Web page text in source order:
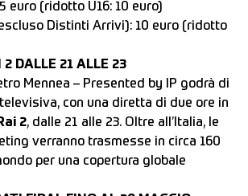
euro (ridotto U16: 10 euro)
Distinti Arrivi): 10 euro (ridotto
2 DALLE 21 ALLE 23
Mennea – Presented by IP godrà di
con una diretta di due ore in
2, dalle 21 alle 23. Oltre all’Italia, le
verranno trasmesse in circa 160
per una copertura globale